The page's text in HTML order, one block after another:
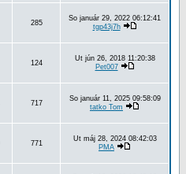
285
So január 29, 2022 06:12:41
tgp43j7h
124
Ut jún 26, 2018 11:20:38
Pet007
717
So január 11, 2025 09:58:09
tatko Tom
771
Ut máj 28, 2024 08:42:03
PMA